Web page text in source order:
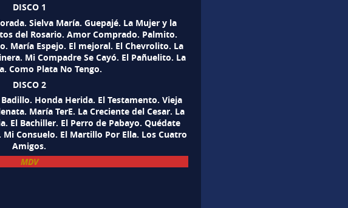
DISCO 1
Sielva María. Guepajé. La Mujer y la
del Rosario. Amor Comprado. Palmito.
María Espejo. El mejoral. El Chevrolito. La
Mi Compadre Se Cayó. El Pañuelito. La
Como Plata No Tengo.
DISCO 2
Honda Herida. El Testamento. Vieja
María TerE. La Creciente del Cesar. La
El Bachiller. El Perro de Pabayo. Quédate
Consuelo. El Martillo Por Ella. Los Cuatro
Amigos.
MDV